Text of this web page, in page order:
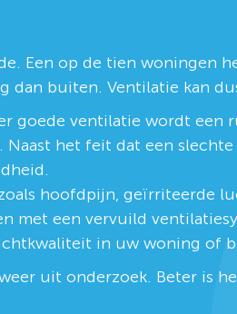
Een op de tien woningen
dan buiten. Ventilatie kan
goede ventilatie wordt een
het feit dat een
hoofdpijn, geïrriteerde
met een vervuild
in uw woning of
uit onderzoek. Beter is